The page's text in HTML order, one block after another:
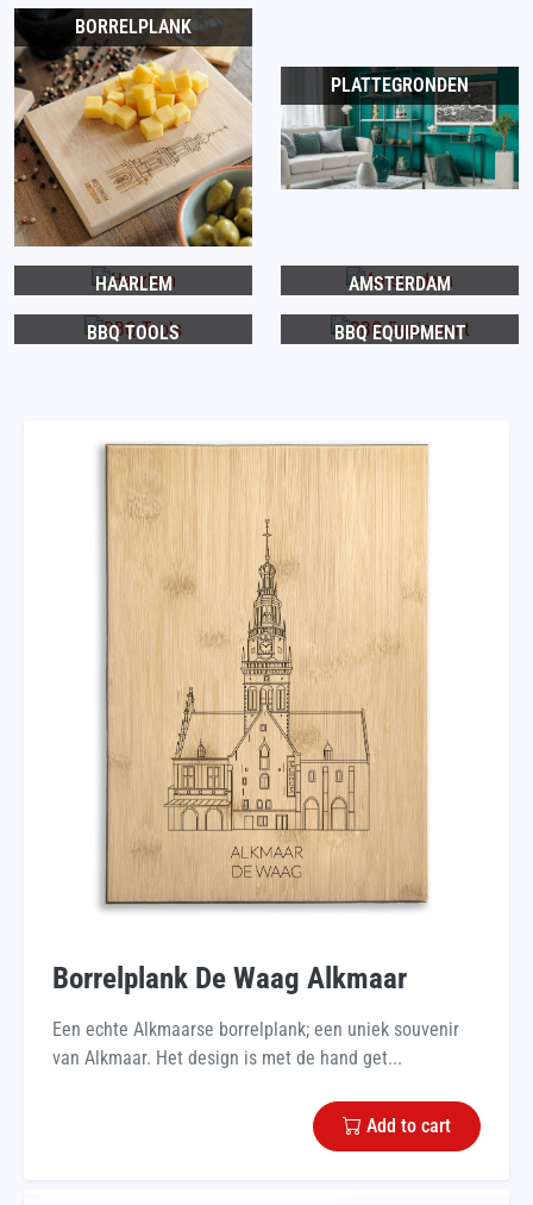
BORRELPLANK
PLATTEGRONDEN
HAARLEM AMSTERDAM
BBQ TOOLS BBQ EQUIPMENT
Borrelplank De Waag Alkmaar
Een echte Alkmaarse borrelplank; een uniek souvenir
van Alkmaar. Het design is met de hand get...
Add to cart